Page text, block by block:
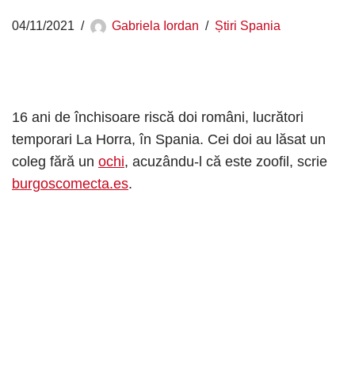
04/11/2021 Gabriela Iordan Știri Spania
16 ani de închisoare riscă doi români, lucrători
temporari La Horra, în Spania. Cei doi au lăsat un
coleg fără un ochi, acuzându-l că este zoofil, scrie
burgoscomecta.es.